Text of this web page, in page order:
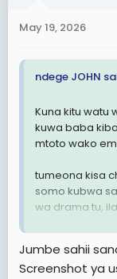
s
May 19, 2026
ndege JOHN
Kuna kitu watu
kuwa baba
mtoto wako
tumeona kisa
somo kubwa
wa drama tu,
Mtoto akikua
package”,
kama mtu
Jumbe sahii
Screenshot ya